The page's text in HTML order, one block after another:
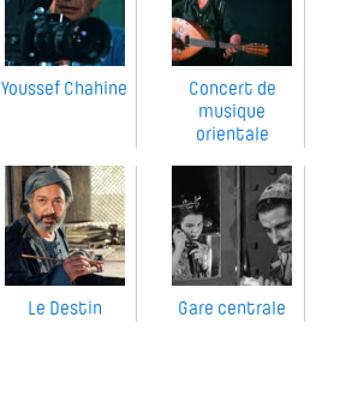
Youssef Chahine
Concert de
musique
orientale
Le Destin Gare centrale